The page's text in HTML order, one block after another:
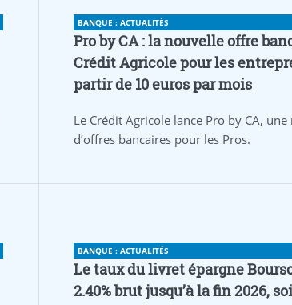
BANQUE : ACTUALITÉS
Pro by CA : la nouvelle offre
Crédit Agricole pour les
partir de 10 euros par mois
Le Crédit Agricole lance Pro by CA,
d’offres bancaires pour les Pros.
BANQUE : ACTUALITÉS
Le taux du livret épargne
2.40% brut jusqu’à la fin 2026,